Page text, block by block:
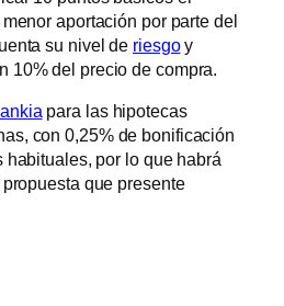
aportación por parte del
su nivel de riesgoy
10% del precio de compra.
para las hipotecas
con 0,25% de bonificación
habituales, por lo que habrá
que presente